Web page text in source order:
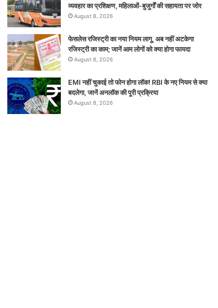
व्यवहार का प्रशिक्षण, महिलाओं-बुजुर्गों की सहायता पर जोर
August 8, 2026
फेसलेस रजिस्ट्री का नया नियम लागू, अब नहीं अटकेगा
रजिस्ट्री का काम; जानें आम लोगों को क्या होगा फायदा
August 8, 2026
EMI नहीं चुकाई तो फोन होगा लॉक! RBI के नए नियम से क्या
बदलेगा, जानें अनलॉक की पूरी प्रक्रिया
August 8, 2026